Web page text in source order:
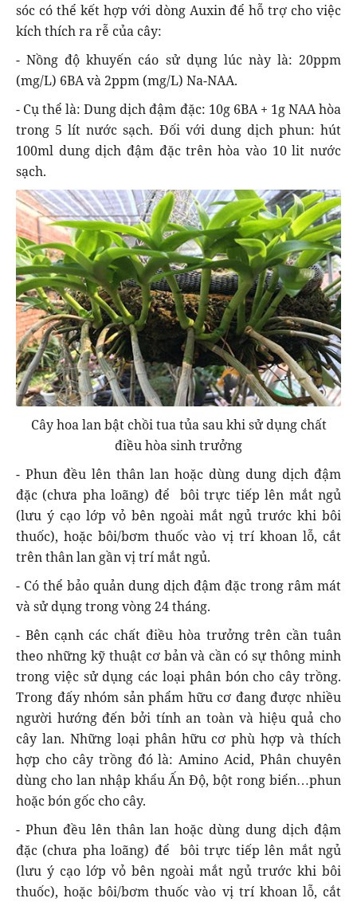
sóc có thể kết hợp với dòng Auxin để hỗ trợ cho việc
kích thích ra rễ của cây:
- Nồng độ khuyến cáo sử dụng lúc này là: 20ppm
(mg/L) 6BA và 2ppm (mg/L) Na-NAA.
- Cụ thể là: Dung dịch đậm đặc: 10g 6BA + 1g NAA hòa
trong 5 lít nước sạch. Đối với dung dịch phun: hút
100ml dung dịch đậm đặc trên hòa vào 10 lit nước
sạch.
Cây hoa lan bật chồi tua tủa sau khi sử dụng chất
điều hòa sinh trưởng
- Phun đều lên thân lan hoặc dùng dung dịch đậm
đặc (chưa pha loãng) để bôi trực tiếp lên mắt ngủ
(lưu ý cạo lớp vỏ bên ngoài mắt ngủ trước khi bôi
thuốc), hoặc bôi/bơm thuốc vào vị trí khoan lỗ, cắt
trên thân lan gần vị trí mắt ngủ.
- Có thể bảo quản dung dịch đậm đặc trong râm mát
và sử dụng trong vòng 24 tháng.
- Bên cạnh các chất điều hòa trưởng trên cần tuân
theo những kỹ thuật cơ bản và cần có sự thông minh
trong việc sử dụng các loại phân bón cho cây trồng.
Trong đấy nhóm sản phẩm hữu cơ đang được nhiều
người hướng đến bởi tính an toàn và hiệu quả cho
cây lan. Những loại phân hữu cơ phù hợp và thích
hợp cho cây trồng đó là: Amino Acid, Phân chuyên
dùng cho lan nhập khẩu Ấn Độ, bột rong biển…phun
hoặc bón gốc cho cây.
- Phun đều lên thân lan hoặc dùng dung dịch đậm
đặc (chưa pha loãng) để bôi trực tiếp lên mắt ngủ
(lưu ý cạo lớp vỏ bên ngoài mắt ngủ trước khi bôi
thuốc), hoặc bôi/bơm thuốc vào vị trí khoan lỗ, cắt